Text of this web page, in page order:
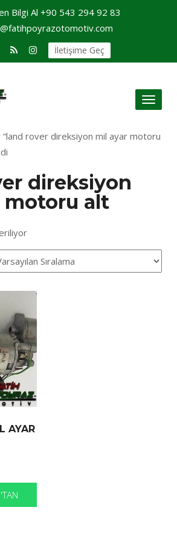
Bilgi Al +90 543 294 92 83
İletişime Geç
Toggle
rover direksiyon mil ayar motoru
direksiyon
motoru alt
AYAR